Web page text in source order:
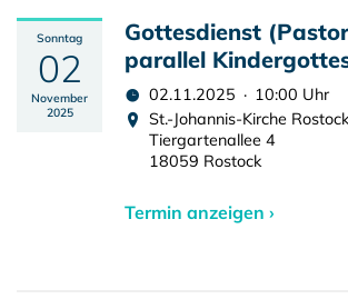
Sonntag
02
November
2025
Gottesdienst
parallel
02.11.2025 · 10:00 Uhr
St.-Johannis-Kirche Rostock
Tiergartenallee 4
18059 Rostock
Termin anzeigen ›